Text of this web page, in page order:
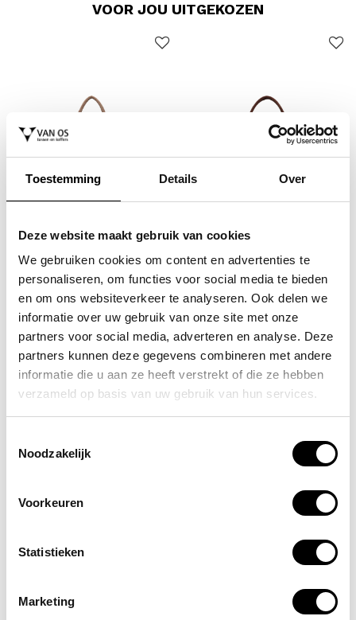
Toestemming Details Over
Deze website maakt gebruik van cookies
We gebruiken cookies om content en advertenties te
personaliseren, om functies voor social media te bieden
en om ons websiteverkeer te analyseren. Ook delen we
informatie over uw gebruik van onze site met onze
partners voor social media, adverteren en analyse. Deze
partners kunnen deze gegevens combineren met andere
informatie die u aan ze heeft verstrekt of die ze hebben
verzameld op basis van uw gebruik van hun services.
Noodzakelijk
Voorkeuren
Statistieken
Marketing
VOOR JOU UITGEKOZEN
grote schoudertas /
handtas dames birina
49,95
grote schoudertas /
handtas dames birina
49,95
POPULAIRE EN BEST VERKOCHT
koffer / trolley /
laptoprugzak /